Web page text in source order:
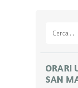
per:
ORARI
SAN